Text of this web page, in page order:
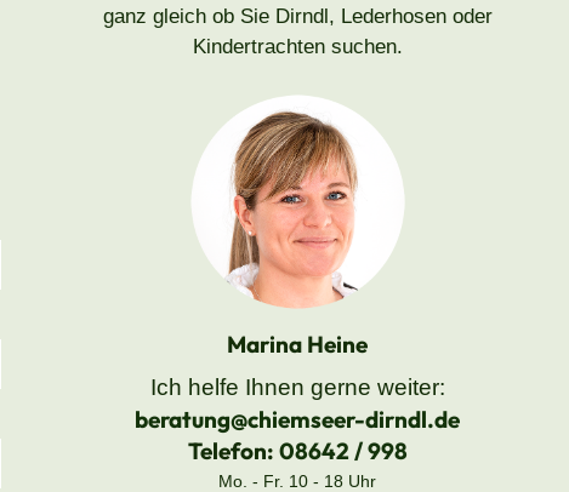
ganz gleich ob Sie Dirndl, Lederhosen oder
Kindertrachten suchen.
Marina Heine
Ich helfe Ihnen gerne weiter:
beratung@chiemseer-dirndl.de
Telefon: 08642 / 998
Mo. - Fr. 10 - 18 Uhr